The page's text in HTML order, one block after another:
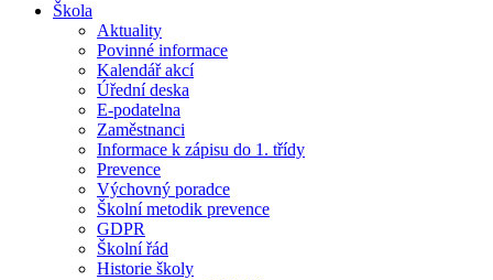
Škola
Aktuality
Povinné informace
Kalendář akcí
Úřední deska
E-podatelna
Zaměstnanci
Informace k zápisu do 1. třídy
Prevence
Výchovný poradce
Školní metodik prevence
GDPR
Školní řád
Historie školy